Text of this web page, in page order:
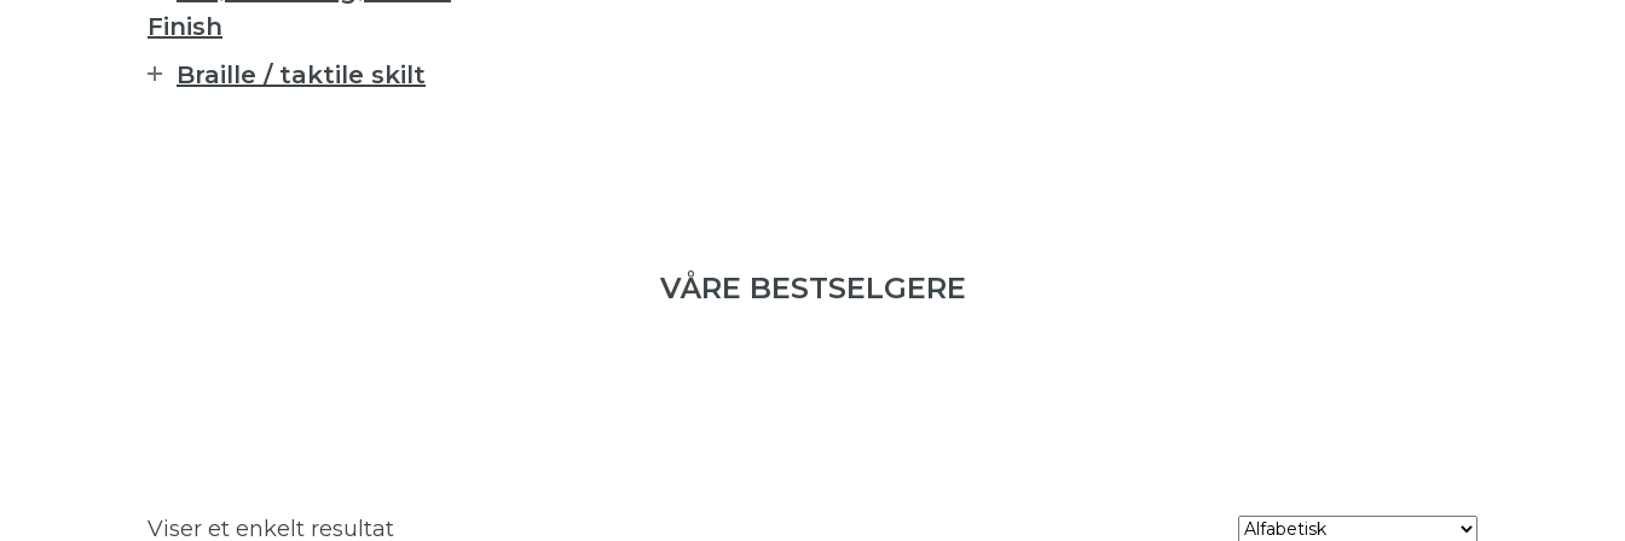
Finish
Braille / taktile skilt
VÅRE BESTSELGERE
Viser et enkelt resultat